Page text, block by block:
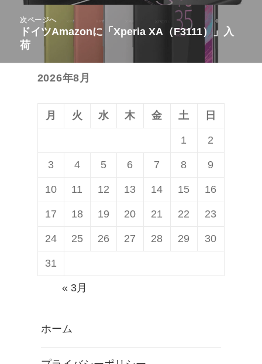
投
稿:
次ページへ
次
の
投
ドイツAmazonに「Xperia XA（F3111）」入
荷
2026年8月
月 火 水 木 金 土 日
1 2
3 4 5 6 7 8 9
10 11 12 13 14 15 16
17 18 19 20 21 22 23
24 25 26 27 28 29 30
31
« 3月
ホーム